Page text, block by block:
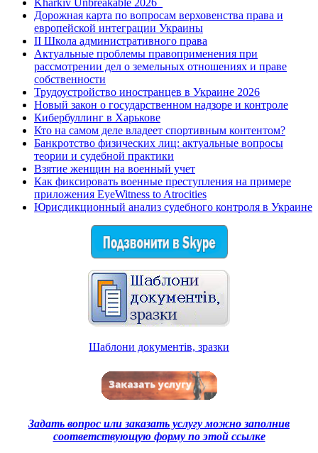
Дорожная карта по вопросам верховенства права и
европейской интеграции Украины
II Школа административного права
Актуальные проблемы правоприменения при
рассмотрении дел о земельных отношениях и праве
собственности
Трудоустройство иностранцев в Украине 2026
Новый закон о государственном надзоре и контроле
Кибербуллинг в Харькове
Кто на самом деле владеет спортивным контентом?
Банкротство физических лиц: актуальные вопросы
теории и судебной практики
Взятие женщин на военный учет
Как фиксировать военные преступления на примере
приложения EyeWitness to Atrocities
Юрисдикционный анализ судебного контроля в Украине
Шаблони документiв, зразки
Задать вопрос или заказать услугу можно заполнив
соответствующую форму по этой ссылке